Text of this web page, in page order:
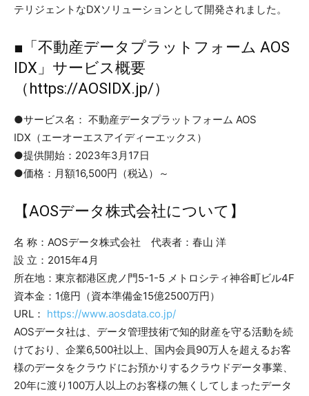
テリジェントなDXソリューションとして開発されました。
■「不動産データプラットフォーム AOS
IDX」サービス概要
（ https://AOSIDX.jp/）
●サービス名： 不動産データプラットフォーム AOS
IDX（エーオーエスアイディーエックス）
●提供開始：2023年3月17日
●価格：月額16,500円（税込）～
【AOSデータ株式会社について】
名 称：AOSデータ株式会社 代表者：春山 洋
設 立：2015年4月
所在地：東京都港区虎ノ門5-1-5 メトロシティ神谷町ビル4F
資本金：1億円（資本準備金15億2500万円）
URL： https://www.aosdata.co.jp/
AOSデータ社は、データ管理技術で知的財産を守る活動を続
けており、企業6,500社以上、国内会員90万人を超えるお客
様のデータをクラウドにお預かりするクラウドデータ事業、
20年に渡り100万人以上のお客様の無くしてしまったデータ